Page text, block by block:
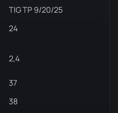
TIG TP 9/20/25
24
2,4
37
38